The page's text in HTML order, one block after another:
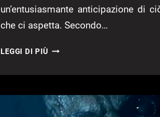
un’entusiasmante anticipazione di
che ci aspetta. Secondo…
LEGGI DI PIÙ SUBNAUTICA
SARÀ
COOPERATIVA
IN